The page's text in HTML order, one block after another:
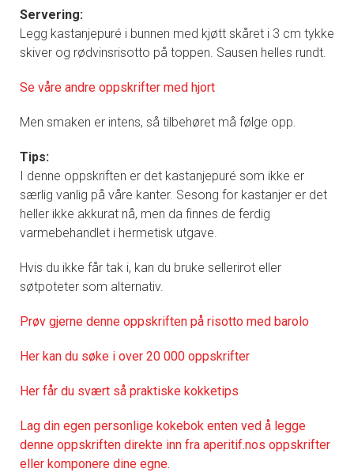
Servering:
Legg kastanjepuré i bunnen med kjøtt skåret i 3 cm tykke
skiver og rødvinsrisotto på toppen. Sausen helles rundt.
Se våre andre oppskrifter med hjort
Men smaken er intens, så tilbehøret må følge opp.
Tips:
I denne oppskriften er det kastanjepuré som ikke er
særlig vanlig på våre kanter. Sesong for kastanjer er det
heller ikke akkurat nå, men da finnes de ferdig
varmebehandlet i hermetisk utgave.
Hvis du ikke får tak i, kan du bruke sellerirot eller
søtpoteter som alternativ.
Prøv gjerne denne oppskriften på risotto med barolo
Her kan du søke i over 20 000 oppskrifter
Her får du svært så praktiske kokketips
Lag din egen personlige kokebok enten ved å legge
denne oppskriften direkte inn fra aperitif.nos oppskrifter
eller komponere dine egne.